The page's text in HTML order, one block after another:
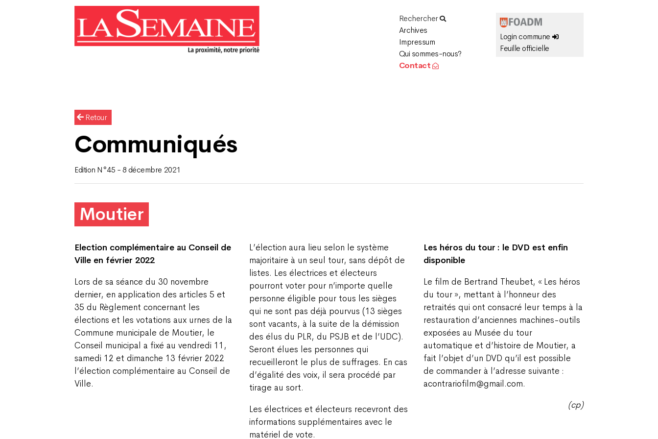
Rechercher
Archives
Impressum
Qui sommes-nous?
Contact
Login commune
Feuille officielle
Retour
Communiqués
Edition N°45 - 8 décembre 2021
Moutier
Election complémentaire au Conseil de
Ville en février 2022
Lors de sa séance du 30 novembre
dernier, en application des articles 5 et
35 du Règlement concernant les
élections et les votations aux urnes de la
Commune municipale de Moutier, le
Conseil municipal a fixé au vendredi 11,
samedi 12 et dimanche 13 février 2022
l’élection complémentaire au Conseil de
Ville.
L’élection aura lieu selon le système
majoritaire à un seul tour, sans dépôt de
listes. Les électrices et électeurs
pourront voter pour n’importe quelle
personne éligible pour tous les sièges
qui ne sont pas déjà pourvus (13 sièges
sont vacants, à la suite de la démission
des élus du PLR, du PSJB et de l’UDC).
Seront élues les personnes qui
recueilleront le plus de suffrages. En cas
d’égalité des voix, il sera procédé par
tirage au sort.
Les électrices et électeurs recevront des
informations supplémentaires avec le
matériel de vote.
Les héros du tour : le DVD est enfin
disponible
Le film de Bertrand Theubet, « Les héros
du tour », mettant à l’honneur des
retraités qui ont consacré leur temps à la
restauration d’anciennes machines-outils
exposées au Musée du tour
automatique et d’histoire de Moutier, a
fait l’objet d’un DVD qu’il est possible
de commander à l’adresse suivante :
acontrariofilm@gmail.com.
(cp)